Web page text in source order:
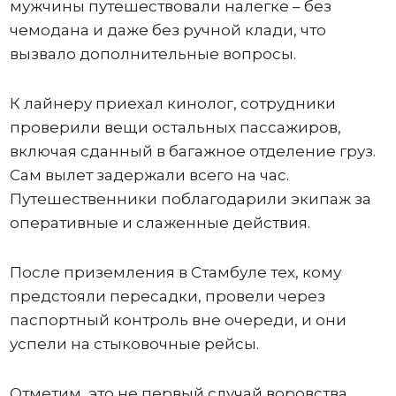
мужчины путешествовали налегке – без
чемодана и даже без ручной клади, что
вызвало дополнительные вопросы.
К лайнеру приехал кинолог, сотрудники
проверили вещи остальных пассажиров,
включая сданный в багажное отделение груз.
Сам вылет задержали всего на час.
Путешественники поблагодарили экипаж за
оперативные и слаженные действия.
После приземления в Стамбуле тех, кому
предстояли пересадки, провели через
паспортный контроль вне очереди, и они
успели на стыковочные рейсы.